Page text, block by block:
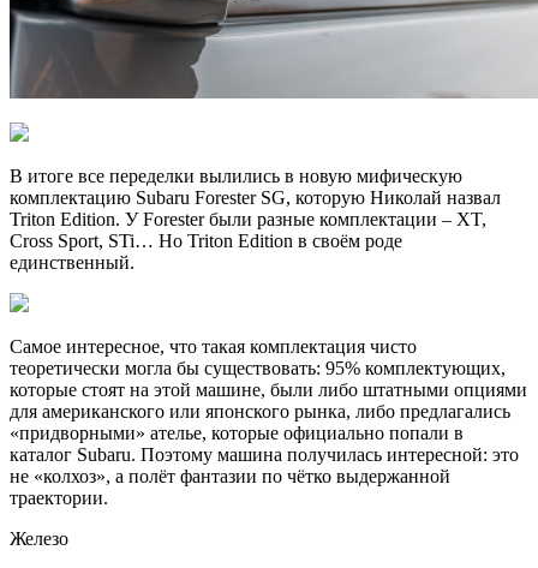
В итоге все переделки вылились в новую мифическую
комплектацию Subaru Forester SG, которую Николай назвал
Triton Edition. У Forester были разные комплектации – XT,
Cross Sport, STi… Но Triton Edition в своём роде
единственный.​
Самое интересное, что такая комплектация чисто
теоретически могла бы существовать: 95% комплектующих,
которые стоят на этой машине, были либо штатными опциями
для американского или японского рынка, либо предлагались
«придворными» ателье, которые официально попали в
каталог Subaru. Поэтому машина получилась интересной: это
не «колхоз», а полёт фантазии по чётко выдержанной
траектории.
Железо